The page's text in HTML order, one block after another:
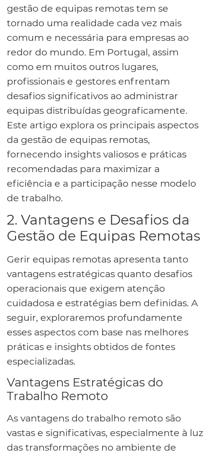
gestão de equipas remotas tem se
tornado uma realidade cada vez mais
comum e necessária para empresas ao
redor do mundo. Em Portugal, assim
como em muitos outros lugares,
profissionais e gestores enfrentam
desafios significativos ao administrar
equipas distribuídas geograficamente.
Este artigo explora os principais aspectos
da gestão de equipas remotas,
fornecendo insights valiosos e práticas
recomendadas para maximizar a
eficiência e a participação nesse modelo
de trabalho.
2. Vantagens e Desafios da
Gestão de Equipas Remotas
Gerir equipas remotas apresenta tanto
vantagens estratégicas quanto desafios
operacionais que exigem atenção
cuidadosa e estratégias bem definidas. A
seguir, exploraremos profundamente
esses aspectos com base nas melhores
práticas e insights obtidos de fontes
especializadas.
Vantagens Estratégicas do
Trabalho Remoto
As vantagens do trabalho remoto são
vastas e significativas, especialmente à luz
das transformações no ambiente de